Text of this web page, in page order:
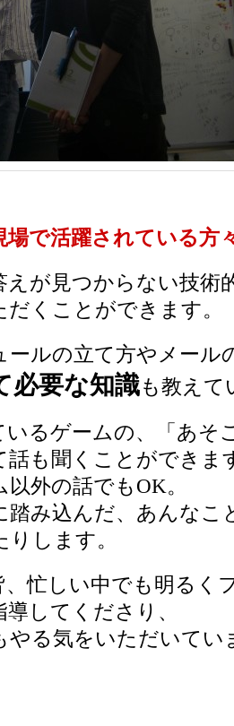
場で活躍されている方
えが見つからない技術
だくことができます。
ールの立て方やメール
必要な知識も教えて
いるゲームの、「あそ
話も聞くことができま
外の話でもOK。
踏み込んだ、あんなこ
します。
、忙しい中でも明るく
してくださり、
やる気をいただいてい